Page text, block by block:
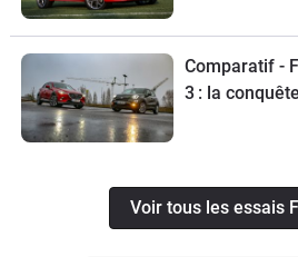
Comparatif -
3 : la
Voir tous les essais